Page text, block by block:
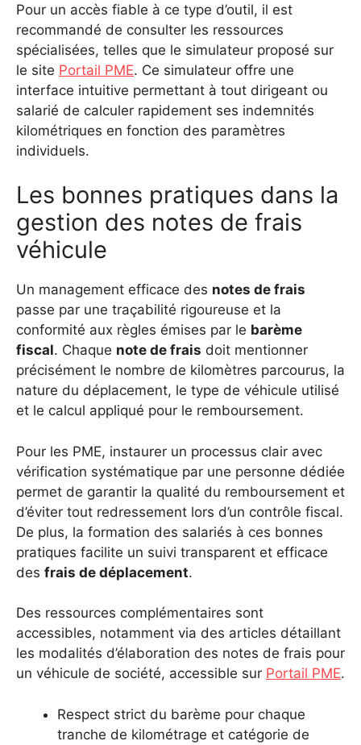
Pour un accès fiable à ce type d’outil, il est
recommandé de consulter les ressources
spécialisées, telles que le simulateur proposé sur
le site Portail PME. Ce simulateur offre une
interface intuitive permettant à tout dirigeant ou
salarié de calculer rapidement ses indemnités
kilométriques en fonction des paramètres
individuels.
Les bonnes pratiques dans la
gestion des notes de frais
véhicule
Un management efficace des notes de frais
passe par une traçabilité rigoureuse et la
conformité aux règles émises par le barème
fiscal. Chaque note de frais doit mentionner
précisément le nombre de kilomètres parcourus, la
nature du déplacement, le type de véhicule utilisé
et le calcul appliqué pour le remboursement.
Pour les PME, instaurer un processus clair avec
vérification systématique par une personne dédiée
permet de garantir la qualité du remboursement et
d’éviter tout redressement lors d’un contrôle fiscal.
De plus, la formation des salariés à ces bonnes
pratiques facilite un suivi transparent et efficace
des frais de déplacement.
Des ressources complémentaires sont
accessibles, notamment via des articles détaillant
les modalités d’élaboration des notes de frais pour
un véhicule de société, accessible sur Portail PME.
Respect strict du barème pour chaque
tranche de kilométrage et catégorie de